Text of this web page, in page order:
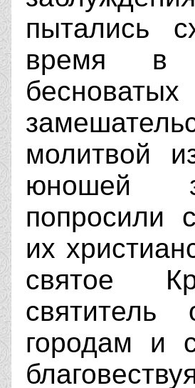
пытались
время в
молитвой
юношей
попросили
их
святое
святитель
городам и